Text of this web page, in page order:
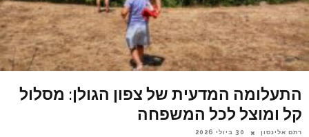
התעלומה המדעית של צפון הגולן: מסלול
קל ומוצל לכל המשפחה
רתם אלינסון 30 ביולי 2026